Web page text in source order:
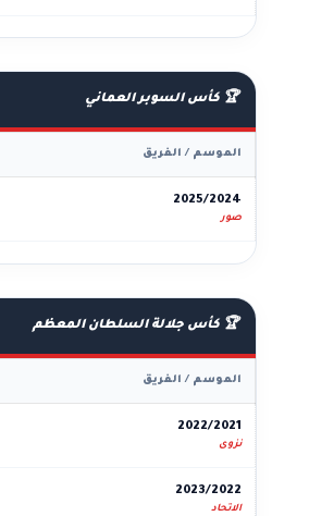
🏆 كأس السوبر العماني
الموسم / الفريق
2025/2024
صور
🏆 كأس جلالة السلطان المعظم
الموسم / الفريق
2022/2021
نزوى
2023/2022
الاتحاد